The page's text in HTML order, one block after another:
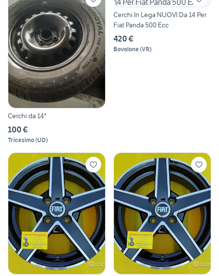
Cerchi da 14"
100 €
Tricesimo(UD)
Cerchi In Lega NUOVI Da 14 Per
Fiat Panda 500 Ecc
420 €
Bovolone(VR)